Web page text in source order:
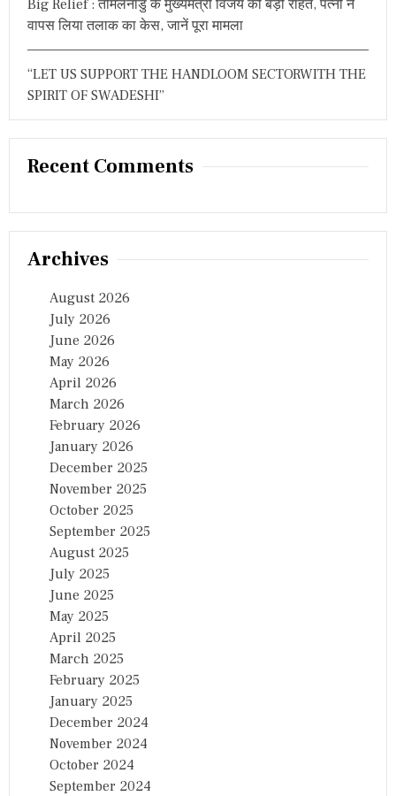
Big Relief : तमिलनाडु के मुख्यमंत्री विजय को बड़ी राहत, पत्नी ने
वापस लिया तलाक का केस, जानें पूरा मामला
“LET US SUPPORT THE HANDLOOM SECTORWITH THE
SPIRIT OF SWADESHI”
Recent Comments
Archives
August 2026
July 2026
June 2026
May 2026
April 2026
March 2026
February 2026
January 2026
December 2025
November 2025
October 2025
September 2025
August 2025
July 2025
June 2025
May 2025
April 2025
March 2025
February 2025
January 2025
December 2024
November 2024
October 2024
September 2024